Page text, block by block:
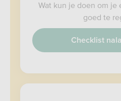
Wat kun je doen om je
goed te
Checklist